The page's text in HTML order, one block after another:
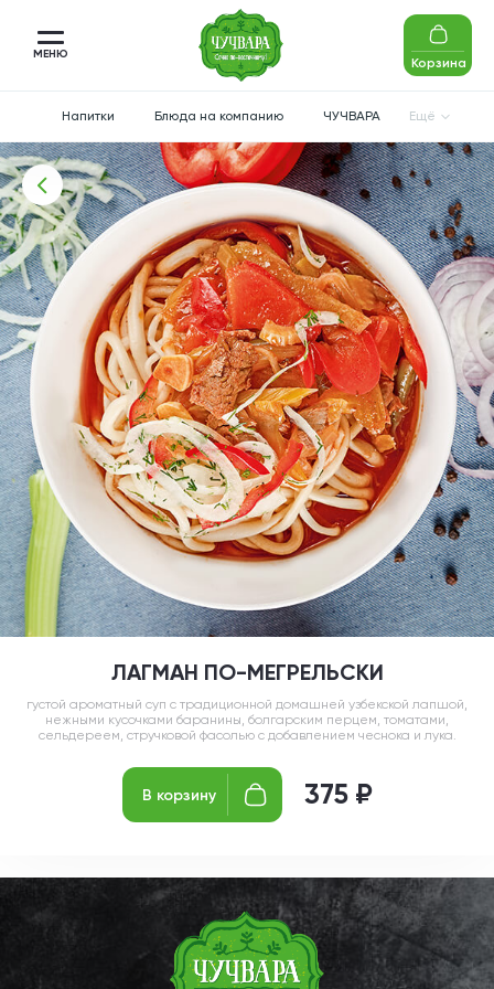
МЕНЮ
Корзина
Напитки Блюда на компанию ЧУЧВАРА Ещё
ЛАГМАН ПО-МЕГРЕЛЬСКИ
густой ароматный суп с традиционной домашней узбекской лапшой,
нежными кусочками баранины, болгарским перцем, томатами,
сельдереем, стручковой фасолью с добавлением чеснока и лука.
В корзину 375 ₽